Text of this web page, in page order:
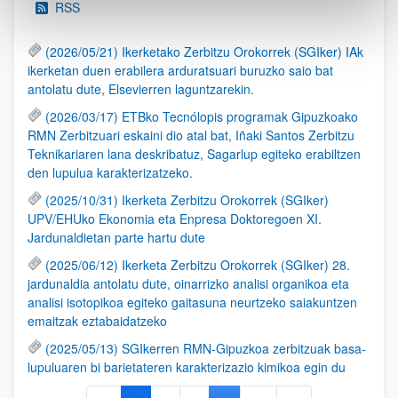
RSS
(2026/05/21) Ikerketako Zerbitzu Orokorrek (SGIker) IAk
ikerketan duen erabilera arduratsuari buruzko saio bat
antolatu dute, Elsevierren laguntzarekin.
(2026/03/17) ETBko Tecnólopis programak Gipuzkoako
RMN Zerbitzuari eskaini dio atal bat, Iñaki Santos Zerbitzu
Teknikariaren lana deskribatuz, Sagarlup egiteko erabiltzen
den lupulua karakterizatzeko.
(2025/10/31) Ikerketa Zerbitzu Orokorrek (SGIker)
UPV/EHUko Ekonomia eta Enpresa Doktoregoen XI.
Jardunaldietan parte hartu dute
(2025/06/12) Ikerketa Zerbitzu Orokorrek (SGIker) 28.
jardunaldia antolatu dute, oinarrizko analisi organikoa eta
analisi isotopikoa egiteko gaitasuna neurtzeko saiakuntzen
emaitzak eztabaidatzeko
(2025/05/13) SGIkerren RMN-Gipuzkoa zerbitzuak basa-
lupuluaren bi barietateren karakterizazio kimikoa egin du